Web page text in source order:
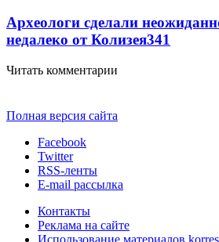
Археологи сделали
недалеко от Колизея341
Читать комментарии
Полная версия сайта
Facebook
Twitter
RSS-ленты
E-mail рассылка
Контакты
Реклама на сайте
Использование материалов